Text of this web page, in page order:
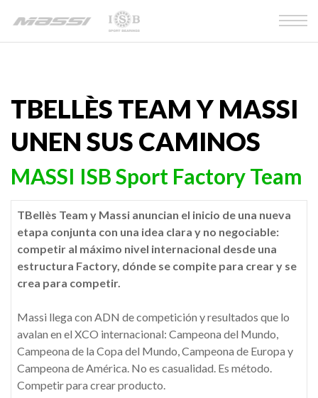
TBELLÈS TEAM Y MASSI
UNEN SUS CAMINOS
MASSI ISB Sport Factory Team
TBellès Team y Massi anuncian el inicio de una nueva
etapa conjunta con una idea clara y no negociable:
competir al máximo nivel internacional desde una
estructura Factory, dónde se compite para crear y se
crea para competir.
Massi llega con ADN de competición y resultados que lo
avalan en el XCO internacional: Campeona del Mundo,
Campeona de la Copa del Mundo, Campeona de Europa y
Campeona de América. No es casualidad. Es método.
Competir para crear producto.